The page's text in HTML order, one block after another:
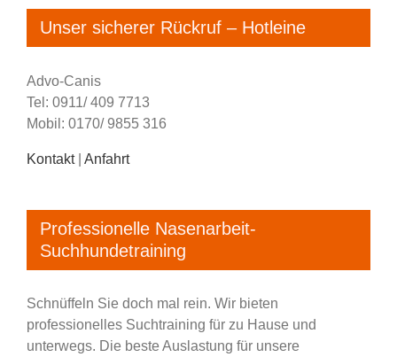
Unser sicherer Rückruf – Hotleine
Advo-Canis
Tel: 0911/ 409 7713
Mobil: 0170/ 9855 316
Kontakt| Anfahrt
Professionelle Nasenarbeit-
Suchhundetraining
Schnüffeln Sie doch mal rein. Wir bieten
professionelles Suchtraining für zu Hause und
unterwegs. Die beste Auslastung für unsere